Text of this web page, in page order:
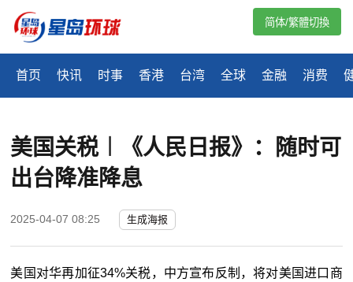
首页 快讯 时事 香港 台湾 全球 金融 消费
简体/繁體切換
美国关税︱《人民日报》：随时可
出台降准降息
2025-04-07 08:25 生成海报
美国对华再加征34%关税，中方宣布反制，将对美国进口商